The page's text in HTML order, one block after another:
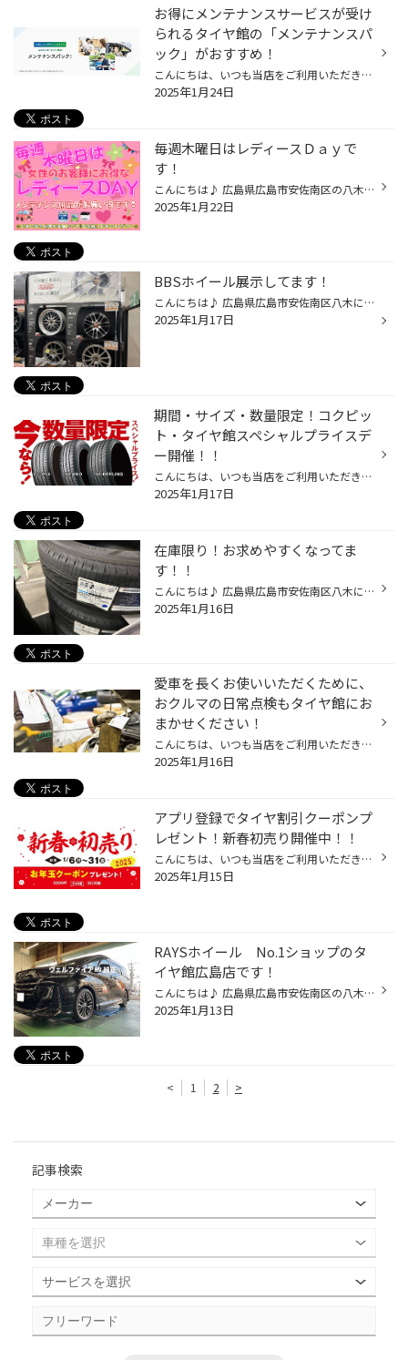
お得にメンテナンスサービスが受け
られるタイヤ館の「メンテナンスパ
ック」がおすすめ！
こんにちは、いつも当店をご利用いただきましてありがとうございます。 本日は、タイヤ館でお得にメンテナンスサービスを受けることができる 「メンテナンスパック」をご紹介いたします。 唐突ですが、普段、おクルマの管理をどのようにされていますか？ 当店にお越しいただくお客様にお聞きすると...
2025年1月24日
毎週木曜日はレディースＤａｙで
す！
こんにちは♪ 広島県広島市安佐南区の八木にあります タイヤ館広島店のたけもとです！ 最近は、日中がポカポカしてて 気持ちいいですね！ 私も、ポカポカしたいですが 店内の、日が当たらない所で パソコンをポチポチとしております 外で、仕事がしたいぃ～って思いながら 黙々と仕事しとります 毎週...
2025年1月22日
BBSホイール展示してます！
こんにちは♪ 広島県広島市安佐南区八木にあります タイヤ館広島店です(^^)/ 当店、BBSホイール 特約店となっております♪ 展示量も自信あります！ ドレスアップのご相談も 是非、タイヤ館広島店まで！！ ご来店お待ちしております♪
2025年1月17日
期間・サイズ・数量限定！コクピッ
ト・タイヤ館スペシャルプライスデ
ー開催！！
こんにちは、いつも当店をご利用いただきましてありがとうございます。 本日より、コクピット・タイヤ館の一部店舗におきまして、 期間限定！ サイズ限定！！ 数量限定！！！ で、お得にタイヤをお求めいただけるスペシャルプライスデーがスタートします。 もちろん、当店でもご提供しております。 ...
2025年1月17日
在庫限り！お求めやすくなってま
す！！
こんにちは♪ 広島県広島市安佐南区八木にあります タイヤ館広島店です(^^)/ 在庫限りにて プライスダウンのタイヤのご紹介です！ ブリヂストン レグノGRVⅡ ミニバン専用設計のプレミアムタイヤです ご興味ある方は 是非、タイヤ館広島店まで♪ ご来店お待ちしております
2025年1月16日
愛車を長くお使いいただくために、
おクルマの日常点検もタイヤ館にお
まかせください！
こんにちは、いつも当店をご利用いただきましてありがとうございます。 突然ですが、おクルマの日常点検を最後にされたのはいつだったか覚えていらっしゃいますか？ 最近では、おクルマを長く乗り続ける方が増えてきているようで、 当店にもおクルマを大事に乗られているお客様が多くいらっしゃいま...
2025年1月16日
アプリ登録でタイヤ割引クーポンプ
レゼント！新春初売り開催中！！
こんにちは、いつも当店をご利用いただきましてありがとうございます。 現在、コクピット・タイヤ館より、日頃の感謝を込めまして、 コクピット・タイヤ館のアプリをダウンロードして頂いた方全員に お年玉クーポンをプレゼントしています！ もちろん、新規でダウンロードして頂いた方だけではなく...
2025年1月15日
RAYSホイール No.1ショップのタ
イヤ館広島店です！
こんにちは♪ 広島県広島市安佐南区の八木にあります タイヤ館広島店のたけもとです！ 今日は、天気が良くポカポカ陽気ですが 日陰は寒いですね・・ ガタガタ震えながら仕事をしとりますｗ タイヤ館広島店はRAYSホイールのNo.1ショップです なんで、良くRAYSホイールが出ております そんな中、ヴェル...
2025年1月13日
< 1 2 >
記事検索